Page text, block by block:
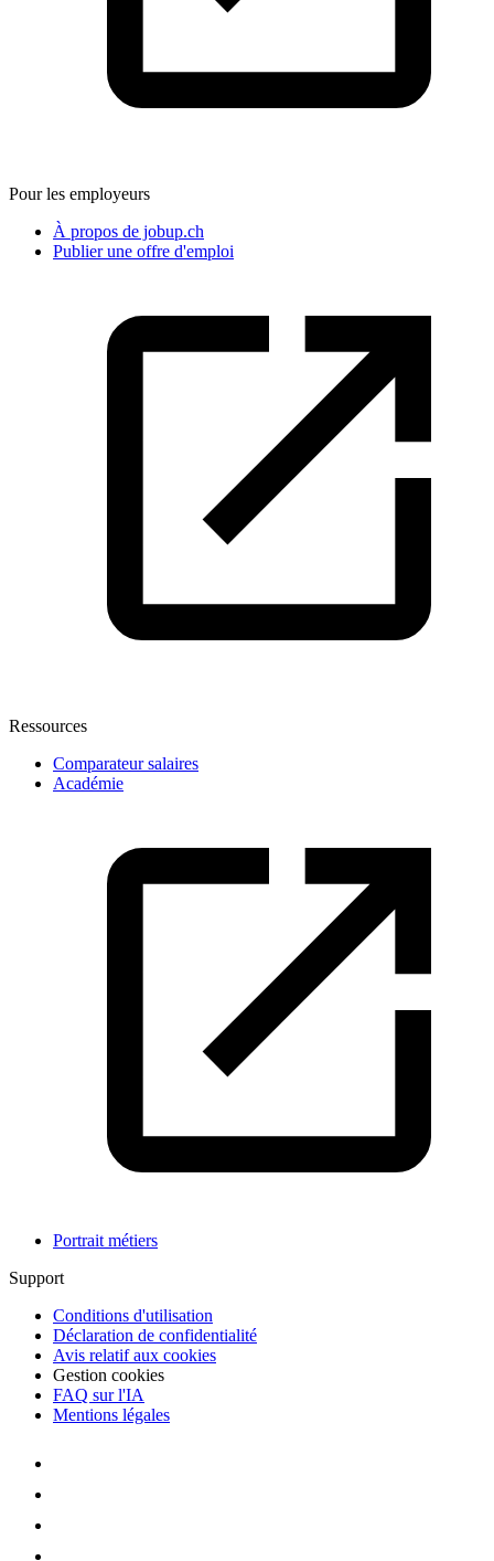
Pour les employeurs
À propos de jobup.ch
Publier une offre d'emploi
Ressources
Comparateur salaires
Académie
Portrait métiers
Support
Conditions d'utilisation
Déclaration de confidentialité
Avis relatif aux cookies
Gestion cookies
FAQ sur l'IA
Mentions légales